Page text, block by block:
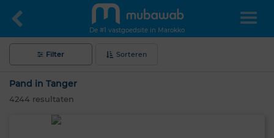
De #1 vastgoedsite in Marokko
Filter Sorteren
Pand in Tanger
4244 resultaten